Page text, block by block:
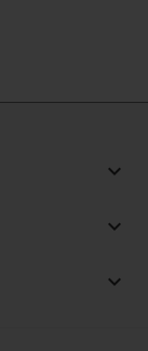


